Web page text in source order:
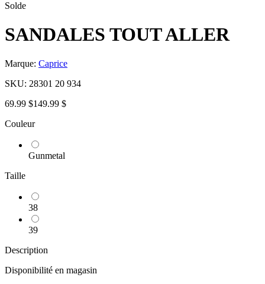
Solde
SANDALES TOUT ALLER
Marque: Caprice
SKU: 28301 20 934
69.99 $149.99 $
Couleur
Gunmetal
Taille
38
39
Description
Disponibilité en magasin